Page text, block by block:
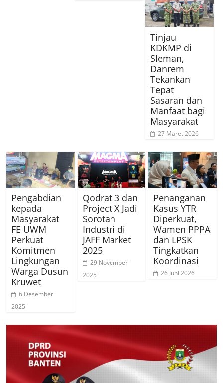
Tinjau
KDKMP di
Sleman,
Danrem
Tekankan
Tepat
Sasaran dan
Manfaat bagi
Masyarakat
27 Maret 2026
Pengabdian
kepada
Masyarakat
FE UWM
Perkuat
Komitmen
Lingkungan
Warga Dusun
Kruwet
6 Desember
2025
Qodrat 3 dan
Project X Jadi
Sorotan
Industri di
JAFF Market
2025
29 November
2025
Penanganan
Kasus YTR
Diperkuat,
Wamen PPPA
dan LPSK
Tingkatkan
Koordinasi
26 Juni 2026